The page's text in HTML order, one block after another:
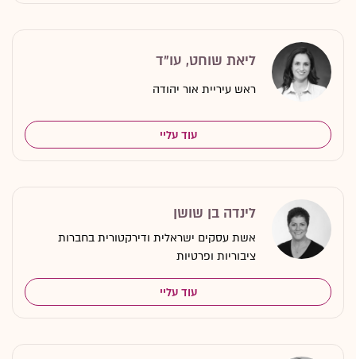
ליאת שוחט, עו"ד
ראש עיריית אור יהודה
עוד עליי
לינדה בן שושן
אשת עסקים ישראלית ודירקטורית בחברות
ציבוריות ופרטיות
עוד עליי